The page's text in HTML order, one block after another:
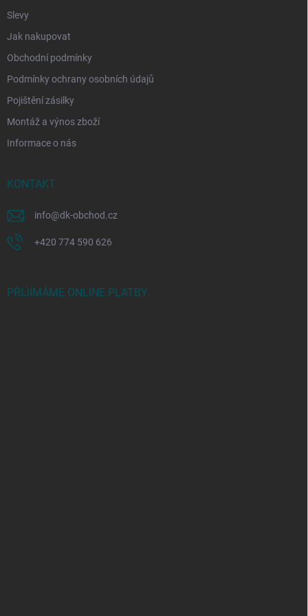
Slevy
Jak nakupovat
Obchodní podmínky
Podmínky ochrany osobních údajů
Pojištění zásilky
Montáž a výnos zboží
Informace o nás
KONTAKT
info@dk-obchod.cz
+420 774 590 626
PŘIJÍMÁME ONLINE PLATBY